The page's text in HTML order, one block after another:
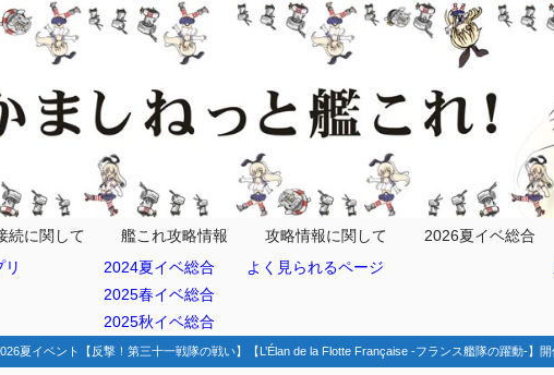
続に関して
リ
艦これ攻略情報
2024夏イベ総合
2025春イベ総合
2025秋イベ総合
攻略情報に関して
よく見られるページ
2026夏イベ総合
夏イベント【反撃！第三十一戦隊の戦い】【L’Élan de la Flotte Française -フランス艦隊の躍動-】開
出来ること
力計算の例
の作成~夜戦カットインの確認
編成手順
ダメージ計算機の利用
敵艦を指定せずに確認する方法